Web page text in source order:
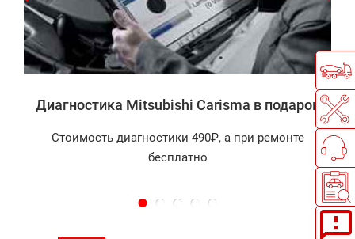
Диагностика Mitsubishi Carisma в подарок
Стоимость диагностики 490₽, а при ремонте
бесплатно